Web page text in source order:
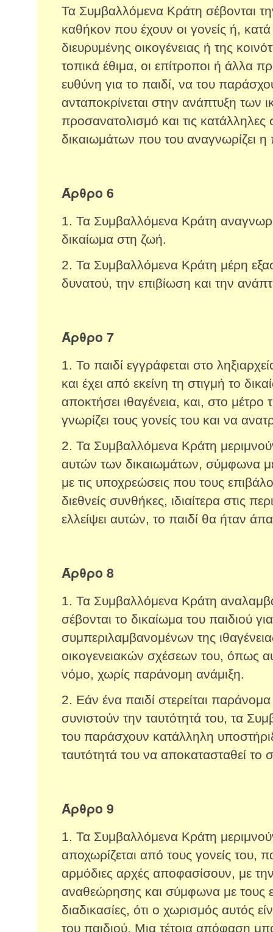
Τα Συμβαλλόμενα Κράτη σέβονται
καθήκον που έχουν οι γονείς ή,
διευρυμένης οικογένειας ή της
τοπικά έθιμα, οι επίτροποι ή άλλα
ευθύνη για το παιδί, να του
ανταποκρίνεται στην ανάπτυξη των
προσανατολισμό και τις
δικαιωμάτων που του αναγνωρίζει
Άρθρο 6
1. Τα Συμβαλλόμενα Κράτη
δικαίωμα στη ζωή.
2. Τα Συμβαλλόμενα Κράτη μέρη
δυνατού, την επιβίωση και την
Άρθρο 7
1. Το παιδί εγγράφεται στο
και έχει από εκείνη τη στιγμή το
αποκτήσει ιθαγένεια, και, στο
γνωρίζει τους γονείς του και να
2. Τα Συμβαλλόμενα Κράτη
αυτών των δικαιωμάτων, σύμφωνα
με τις υποχρεώσεις που τους
διεθνείς συνθήκες, ιδιαίτερα στις
ελλείψει αυτών, το παιδί θα ήταν
Άρθρο 8
1. Τα Συμβαλλόμενα Κράτη
σέβονται το δικαίωμα του παιδιού
συμπεριλαμβανομένων της
οικογενειακών σχέσεων του, όπως
νόμο, χωρίς παράνομη ανάμιξη.
2. Εάν ένα παιδί στερείται
συνιστούν την ταυτότητά του, τα
του παράσχουν κατάλληλη
ταυτότητά του να αποκατασταθεί το
Άρθρο 9
1. Τα Συμβαλλόμενα Κράτη
αποχωρίζεται από τους γονείς του,
αρμόδιες αρχές αποφασίσουν, με
αναθεώρησης και σύμφωνα με τους
διαδικασίες, ότι ο χωρισμός αυτός
του παιδιού. Μια τέτοια απόφαση